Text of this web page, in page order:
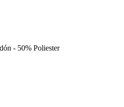
- 50% Poliester